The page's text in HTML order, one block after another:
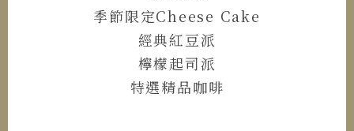
季節限定Cheese Cake
經典紅豆派
檸檬起司派
特選精品咖啡